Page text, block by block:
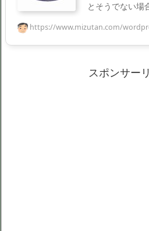
とそうでない場
https://www.mizutan.com/
スポンサー